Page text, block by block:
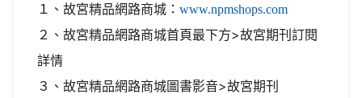
１、故宮精品網路商城： www.npmshops.com
２、故宮精品網路商城首頁最下方>故宮期刊訂閱
詳情
３、故宮精品網路商城圖書影音>故宮期刊